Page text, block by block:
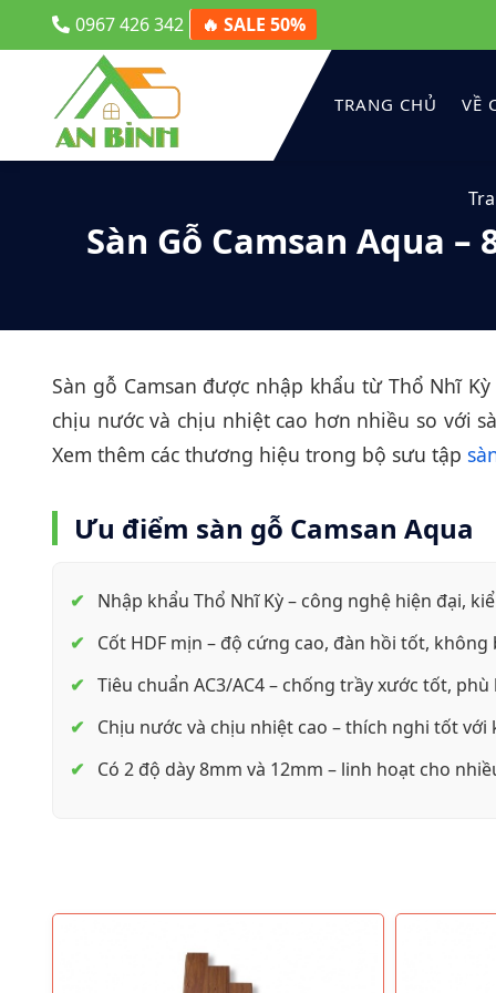
0967 426 342 🔥 SALE 50%
TRANG CHỦ VỀ
Sàn Gỗ Camsan Aqua
Sàn gỗ Camsan được nhập khẩu từ Thổ Nhĩ
chịu nước và chịu nhiệt cao hơn nhiều so với
Xem thêm các thương hiệu trong bộ sưu tập
Ưu điểm sàn gỗ Camsan Aqua
Nhập khẩu Thổ Nhĩ Kỳ – công nghệ hiện đại,
Cốt HDF mịn – độ cứng cao, đàn hồi tốt, không
Tiêu chuẩn AC3/AC4 – chống trầy xước tốt,
Chịu nước và chịu nhiệt cao – thích nghi tốt với
Có 2 độ dày 8mm và 12mm – linh hoạt cho